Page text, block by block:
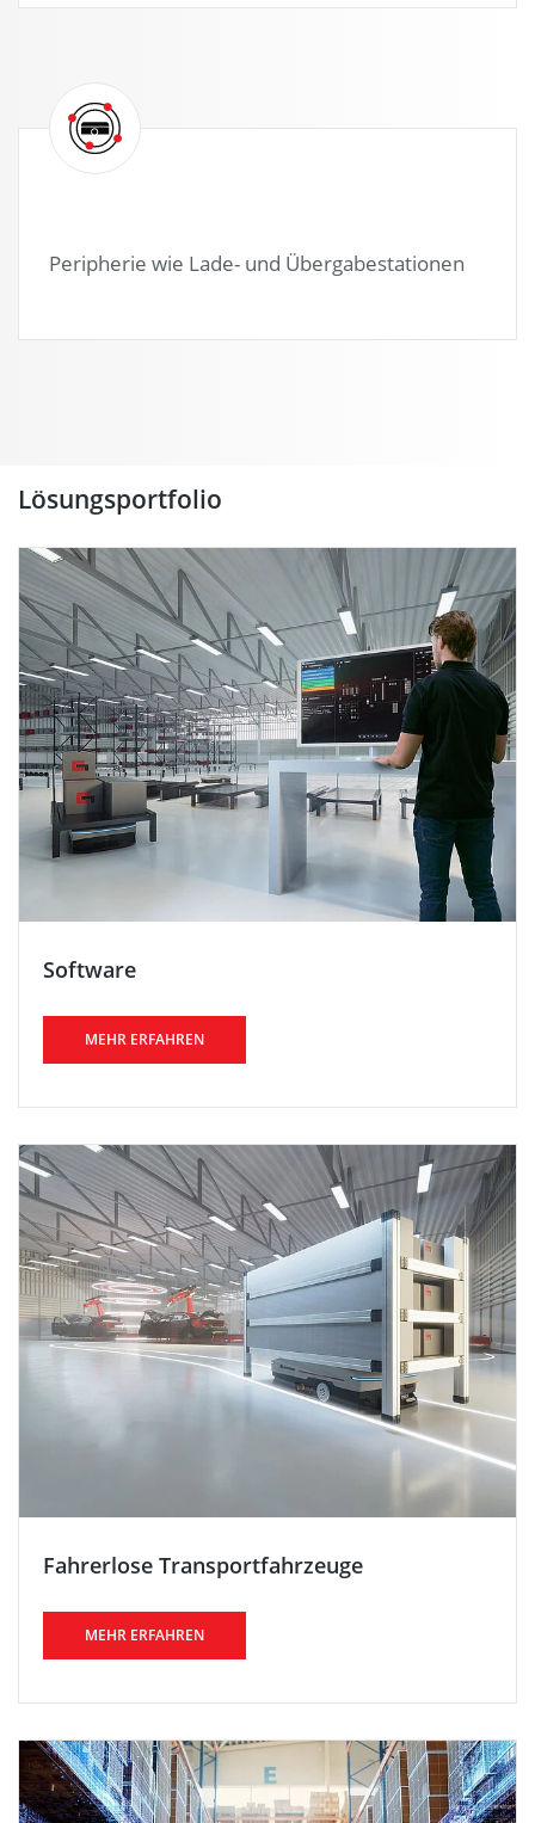
Peripherie wie Lade- und Übergabestationen
Lösungsportfolio
Software
MEHR ERFAHREN
Fahrerlose Transportfahrzeuge
MEHR ERFAHREN